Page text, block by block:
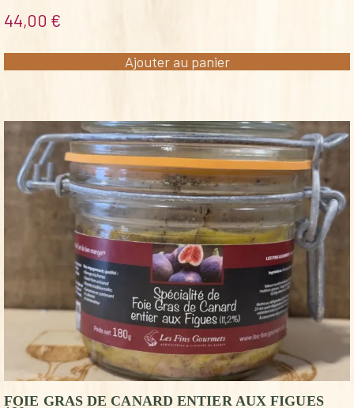
44,00 €
Ajouter au panier
FOIE GRAS DE CANARD ENTIER AUX FIGUES